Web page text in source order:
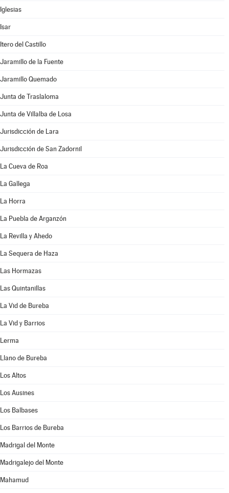
Iglesias
Isar
Itero del Castillo
Jaramillo de la Fuente
Jaramillo Quemado
Junta de Traslaloma
Junta de Villalba de Losa
Jurisdicción de Lara
Jurisdicción de San Zadornil
La Cueva de Roa
La Gallega
La Horra
La Puebla de Arganzón
La Revilla y Ahedo
La Sequera de Haza
Las Hormazas
Las Quintanillas
La Vid de Bureba
La Vid y Barrios
Lerma
Llano de Bureba
Los Altos
Los Ausines
Los Balbases
Los Barrios de Bureba
Madrigal del Monte
Madrigalejo del Monte
Mahamud